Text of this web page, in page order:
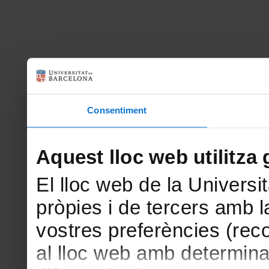
Consentiment
Aquest lloc web utilitza
El lloc web de la
pròpies i de tercers amb
vostres preferències
al lloc web amb